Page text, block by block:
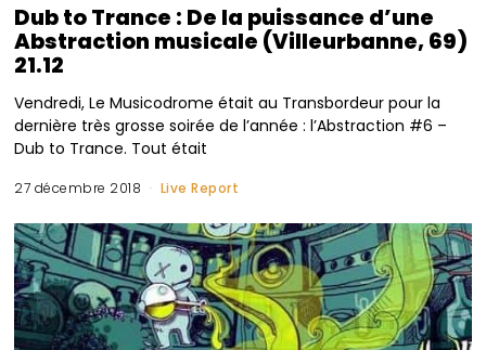
Dub to Trance : De la puissance d’une
Abstraction musicale (Villeurbanne, 69)
21.12
Vendredi, Le Musicodrome était au Transbordeur pour la
dernière très grosse soirée de l’année : l’Abstraction #6 –
Dub to Trance. Tout était
27 décembre 2018 Live Report